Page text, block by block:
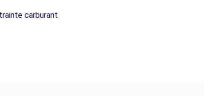
carburant